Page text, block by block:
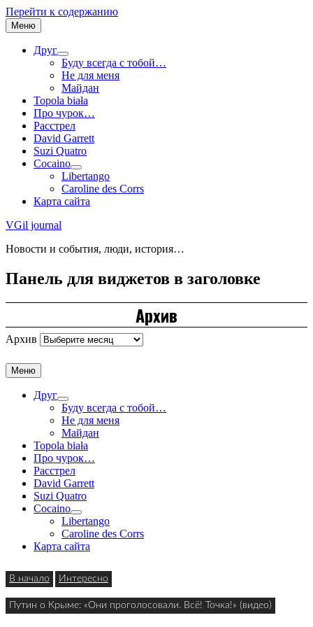
Перейти к содержанию
Меню
Друг
Буду всегда с тобой…
Не для меня
Майдан
Topola biała
Про чурок…
Расстрел
David Garrett
Suzi Quatro
Cocaino
Libertango
Caroline des Corrs
Карта сайта
VGil journal
Новости и события, люди, история…
Панель для виджетов в заголовке
Архив
Архив
Меню
Друг
Буду всегда с тобой…
Не для меня
Майдан
Topola biała
Про чурок…
Расстрел
David Garrett
Suzi Quatro
Cocaino
Libertango
Caroline des Corrs
Карта сайта
В начало Интересно
Путин о Крыме: «Они проголосовали. Всё! Точка!» (видео)